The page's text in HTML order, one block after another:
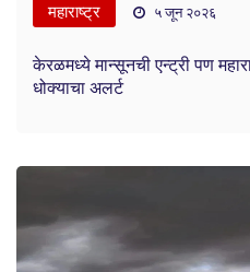
महाराष्ट्र ५ जून २०२६
केरळमध्ये मान्सूनची एन्ट्री पण
धोक्याचा अलर्ट